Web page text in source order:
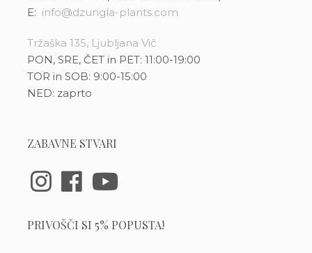
E: info@dzungla-plants.com
Tržaška 135, Ljubljana Vič
PON, SRE, ČET in PET: 11:00-19:00
TOR in SOB: 9:00-15:00
NED: zaprto
ZABAVNE STVARI
PRIVOŠČI SI 5% POPUSTA!